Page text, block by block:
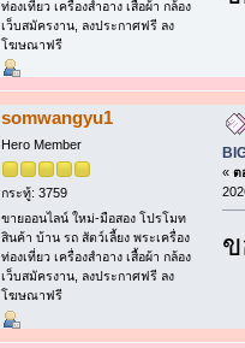
ท่องเที่ยว เครื่องสำอาง เสื้อผ้า กล้อง
เว็บสมัครงาน, ลงประกาศฟรี ลง
โฆษณาฟรี
somwangyu1
Hero Member
กระทู้: 3759
ขายออนไลน์ ใหม่-มือสอง โปรโมท
สินค้า บ้าน รถ สัตว์เลี้ยง พระเครื่อง
ท่องเที่ยว เครื่องสำอาง เสื้อผ้า กล้อง
เว็บสมัครงาน, ลงประกาศฟรี ลง
โฆษณาฟรี
« ต